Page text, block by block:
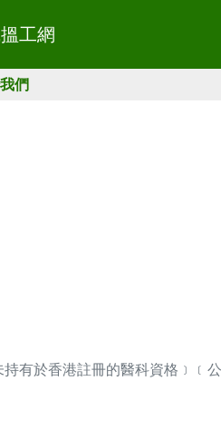
工網
們
有於香港註冊的醫科資格﹞﹝公